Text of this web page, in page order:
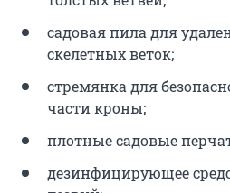
садовая пила для
скелетных веток;
стремянка для
части кроны;
плотные садовые
дезинфицирующее